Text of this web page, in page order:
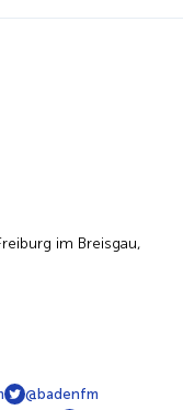
im Breisgau,
@badenfm